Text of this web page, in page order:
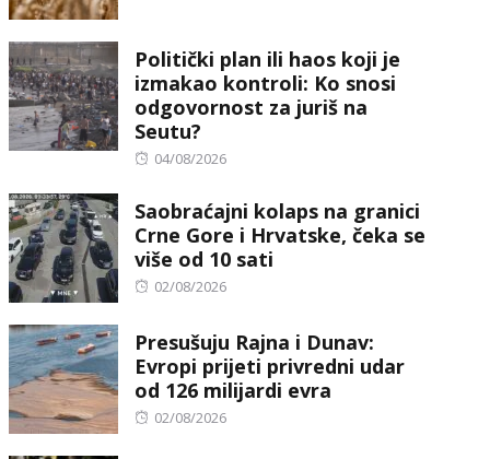
Politički plan ili haos koji je
izmakao kontroli: Ko snosi
odgovornost za juriš na
Seutu?
Posted
04/08/2026
Saobraćajni kolaps na granici
Crne Gore i Hrvatske, čeka se
više od 10 sati
Posted
02/08/2026
Presušuju Rajna i Dunav:
Evropi prijeti privredni udar
od 126 milijardi evra
Posted
02/08/2026